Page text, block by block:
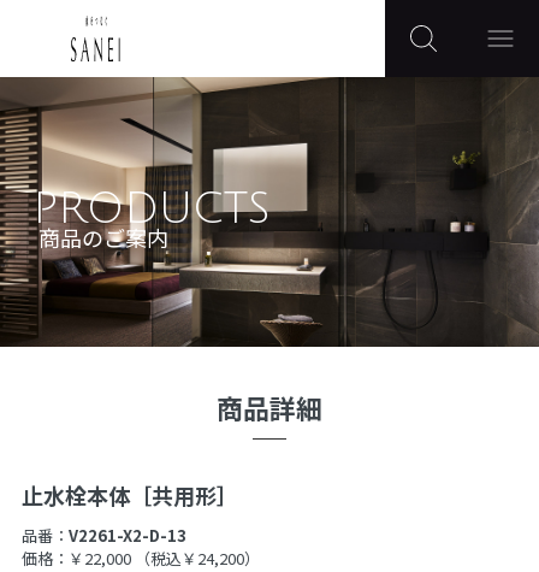
PRODUCTS
商品のご案内
商品詳細
止水栓本体［共用形］
品番： V2261-X2-D-13
価格：￥22,000
（税込￥24,200）